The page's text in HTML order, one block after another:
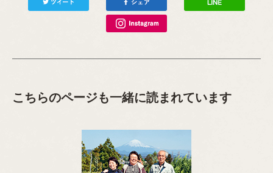
こちらのページも一緒に読まれています